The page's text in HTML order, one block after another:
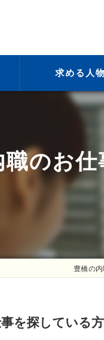
求める人
職のお
豊橋の
を探している